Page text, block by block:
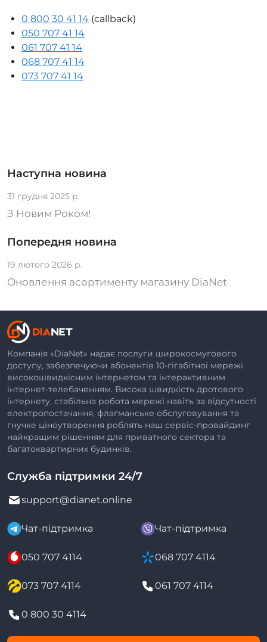
0 800 30 41 14 (сallback)
050 707 41 14
061 707 41 14
068 707 41 14
073 707 41 14
Наступна новина
31 грудня 2025 р.
З Новим Роком!
Попередня новина
19 лютого 2026 р.
Оновлення асортименту магазину DiaNet
Компанія «DiaNet» надає послуги широкосмугового
доступу, забезпечуючи абонентів 10-гігабітної мережі
високошвидкісним інтернетом та інтерактивним
інтернет-телебаченням. Висока швидкість дротового
інтернету, стабільна робота мережі навіть за відсутності
електропостачання, флагманське обслуговування та
гнучке ціноутворення роблять наш сервіс-провайдинг
найкращим рішенням для приватного сектора та
багатоквартирних будинків.
Служба підтримки 24/7
support@dianet.online
Чат-підтримка Чат-підтримка
050 707 4114 068 707 4114
073 707 4114 061 707 4114
0 800 30 4114